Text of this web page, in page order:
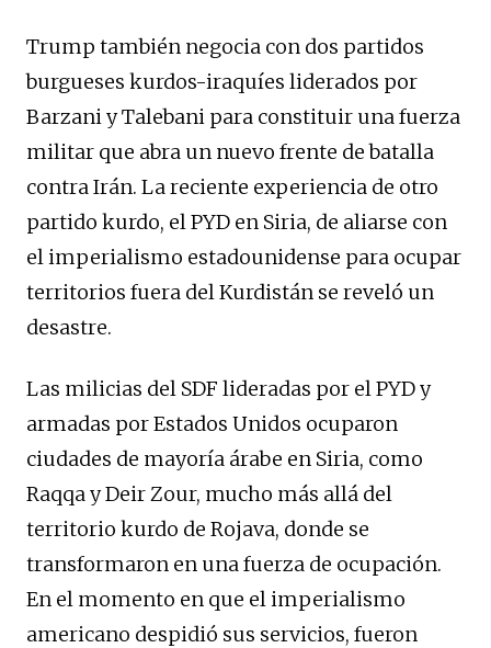
Trump también negocia con dos partidos
burgueses kurdos-iraquíes liderados por
Barzani y Talebani para constituir una fuerza
militar que abra un nuevo frente de batalla
contra Irán. La reciente experiencia de otro
partido kurdo, el PYD en Siria, de aliarse con
el imperialismo estadounidense para ocupar
territorios fuera del Kurdistán se reveló un
desastre.
Las milicias del SDF lideradas por el PYD y
armadas por Estados Unidos ocuparon
ciudades de mayoría árabe en Siria, como
Raqqa y Deir Zour, mucho más allá del
territorio kurdo de Rojava, donde se
transformaron en una fuerza de ocupación.
En el momento en que el imperialismo
americano despidió sus servicios, fueron